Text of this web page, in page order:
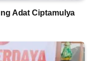
Adat Ciptamulya